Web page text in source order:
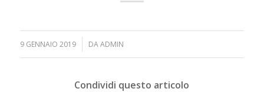
9 GENNAIO 2019 DAADMIN
Condividi questo articolo